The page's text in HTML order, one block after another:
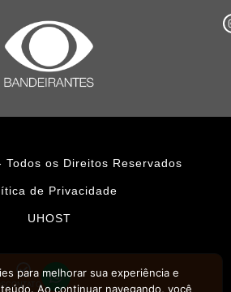
Todos os Direitos Reservados
de Privacidade
UHOST
CONTATO
para melhorar sua experiência e
Ao continuar navegando, você